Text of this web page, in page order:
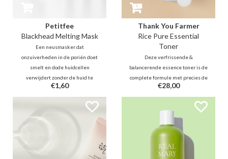
Petitfee
Blackhead Melting Mask
Een neusmasker dat
onzuiverheden in de poriën doet
smelt en dode huidcellen
verwijdert zonder de huid te
irriteren, uit te drogen en te
beschadigen. Naast
ontstekingsremmend BHA en
€1,60
Thank You Farmer
Rice Pure Essential
Toner
Deze verfrissende &
balancerende essence toner is de
complete formule met precies de
juiste hoeveelheid rijst,
afkomstig van lokale boeren op
het schone Gyodong-eiland.
Verder bevat deze formule ook
verhelderende Niacinamide,
Lotus & kalmerende Centella.
€28,00